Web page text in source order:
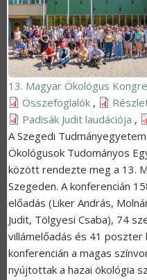
13. Magyar Ökológus
Összefoglalók ,
Padisák Judit laudációja ,
A Szegedi
Ökológusok Tudományos
között rendezte meg a 13.
Szegeden. A konferencián
előadás (Liker András,
Judit, Tölgyesi Csaba), 74
villámelőadás és 41
konferencián a magas
nyújtottak a hazai ökológia